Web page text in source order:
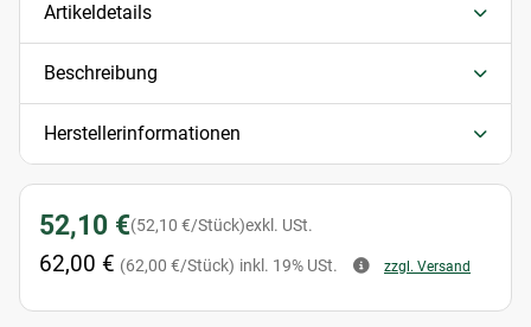
Artikeldetails
Beschreibung
Herstellerinformationen
52,10 €(52,10 €/Stück)exkl. USt.
62,00 € (62,00 €/Stück) inkl. 19% USt. zzgl. Versand